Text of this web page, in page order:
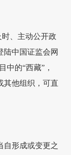
、主动公开政
陆中国证监会网
中的“西藏”，
其他组织，可直
自形成或变更之